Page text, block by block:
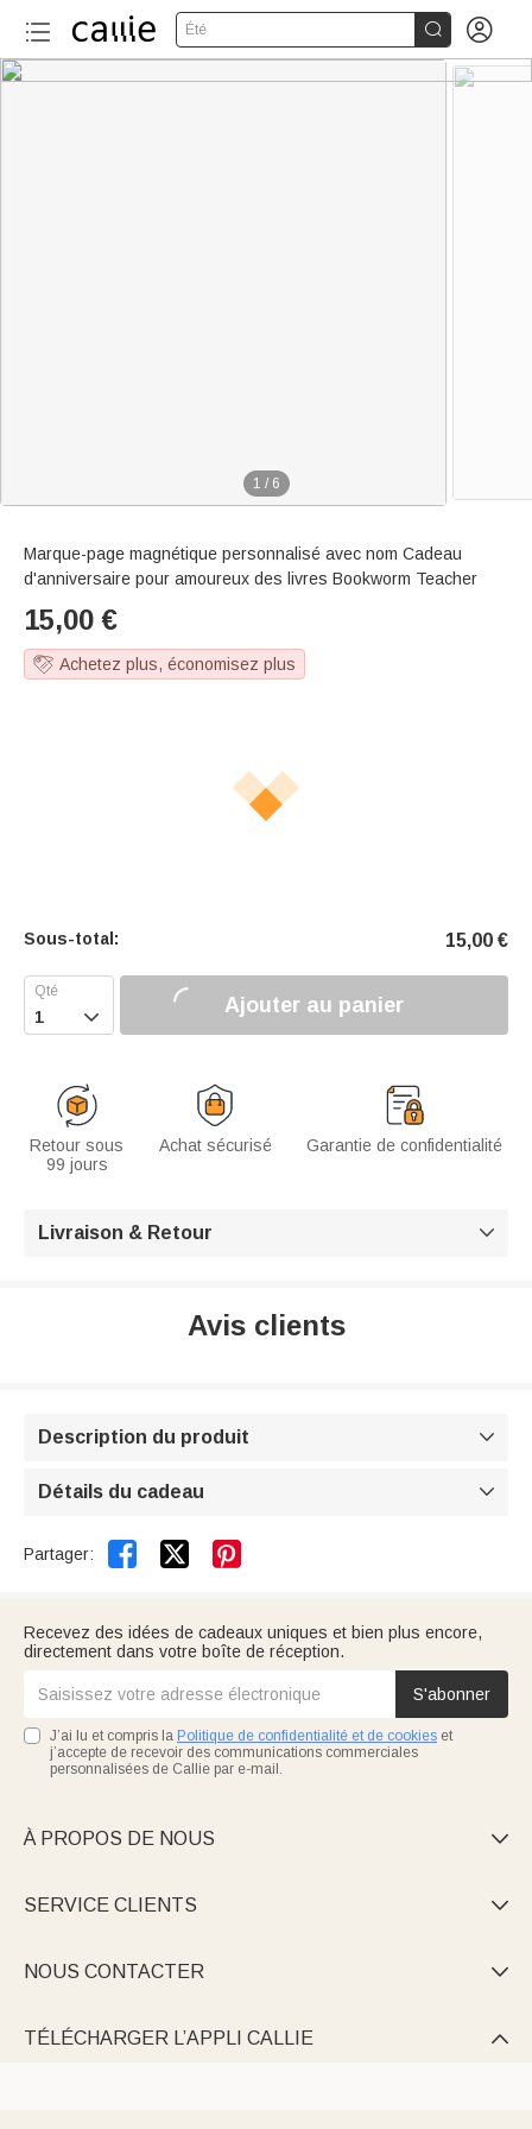
Été  
1 / 6
Marque-page magnétique personnalisé avec nom Cadeau
d'anniversaire pour amoureux des livres Bookworm Teacher
15,00 €
Achetez plus, économisez plus
Sous-total: 15,00 €
 Ajouter au panier
Retour sous
99 jours
Achat sécurisé Garantie de confidentialité
Livraison & Retour 
Avis clients
Description du produit 
Détails du cadeau 
Partager:  
Recevez des idées de cadeaux uniques et bien plus encore,
directement dans votre boîte de réception.
S'abonner
J’ai lu et compris la Politique de confidentialité et de cookies et
j’accepte de recevoir des communications commerciales
personnalisées de Callie par e-mail.
À PROPOS DE NOUS 
SERVICE CLIENTS 
NOUS CONTACTER 
TÉLÉCHARGER L’APPLI CALLIE 